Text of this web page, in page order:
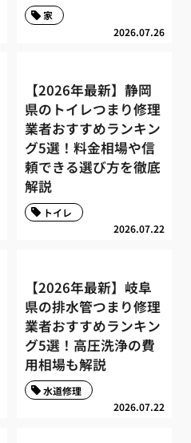
2026.07.26
家
【2026年最新】静岡
県のトイレつまり修理
業者おすすめランキン
グ5選！料金相場や信
頼できる選び方を徹底
解説
2026.07.22
トイレ
【2026年最新】岐阜
県の排水管つまり修理
業者おすすめランキン
グ5選！高圧洗浄の費
用相場も解説
2026.07.22
水道修理